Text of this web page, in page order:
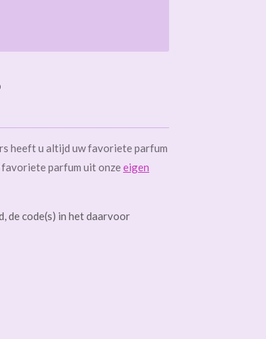
heeft u altijd uw favoriete parfum
favoriete parfum uit onzeeigen
de code(s) in het daarvoor